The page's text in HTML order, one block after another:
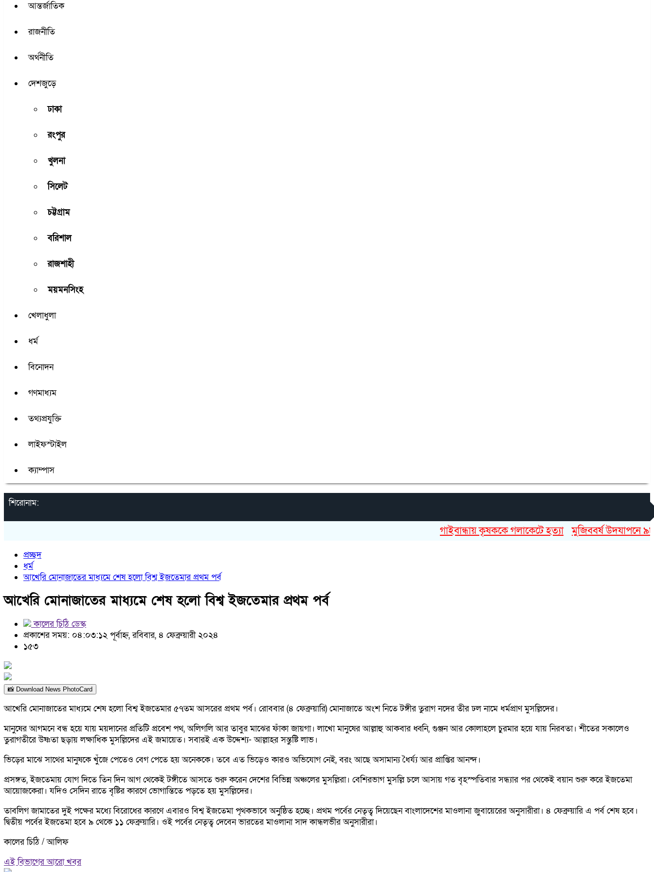
আন্তর্জাতিক
রাজনীতি
অর্থনীতি
দেশজুড়ে
ঢাকা
রংপুর
খুলনা
সিলেট
চট্টগ্রাম
বরিশাল
রাজশাহী
ময়মনসিংহ
খেলাধুলা
ধর্ম
বিনোদন
গণমাধ্যম
তথ্যপ্রযুক্তি
লাইফস্টাইল
ক্যাম্পাস
শিরোনাম:
গাইবান্ধায় কৃষককে গলাকেটে হত্যা মুজিববর্ষ উদযাপনে ৯৮২
প্রচ্ছদ
ধর্ম
আখেরি মোনাজাতের মাধ্যমে শেষ হলো বিশ্ব ইজতেমার প্রথম পর্ব
আখেরি মোনাজাতের মাধ্যমে শেষ হলো বিশ্ব ইজতেমার প্রথম পর্ব
কালের চিঠি ডেস্ক
প্রকাশের সময়: ০৪:০৩:১২ পূর্বাহ্ন, রবিবার, ৪ ফেব্রুয়ারী ২০২৪
১৫৩
📸 Download News PhotoCard
আখেরি মোনাজাতের মাধ্যমে শেষ হলো বিশ্ব ইজতেমার ৫৭তম আসরের প্রথম পর্ব। রোববার (৪ ফেব্রুয়ারি) মোনাজাতে অংশ নিতে টঙ্গীর তুরাগ নদের তীর ঢল নামে ধর্মপ্রাণ মুসল্লিদের।
মানুষের আগমনে বন্ধ হয়ে যায় ময়দানের প্রতিটি প্রবেশ পথ, অলিগলি আর তাবুর মাঝের ফাঁকা জায়গা। লাখো মানুষের আল্লাহু আকবার ধ্বনি, গুঞ্জন আর কোলাহলে চুরমার হয়ে যায় নিরবতা। শীতের সকালেও
তুরাগতীরে উষ্ণতা ছড়ায় লক্ষাধিক মুসল্লিদের এই জমায়েত। সবারই এক উদ্দেশ্য- আল্লাহর সন্তুষ্টি লাভ।
ভিড়ের মাঝে সাথের মানুষকে খুঁজে পেতেও বেগ পেতে হয় অনেককে। তবে এত ভিড়েও কারও অভিযোগ নেই, বরং আছে অসামান্য ধৈর্য্য আর প্রাপ্তির আনন্দ।
প্রসঙ্গত, ইজতেমায় যোগ দিতে তিন দিন আগ থেকেই টঙ্গীতে আসতে শুরু করেন দেশের বিভিন্ন অঞ্চলের মুসল্লিরা। বেশিরভাগ মুসল্লি চলে আসায় গত বৃহস্পতিবার সন্ধ্যার পর থেকেই বয়ান শুরু করে ইজতেমা
আয়োজকেরা। যদিও সেদিন রাতে বৃষ্টির কারণে ভোগান্তিতে পড়তে হয় মুসল্লিদের।
তাবলিগ জামাতের দুই পক্ষের মধ্যে বিরোধের কারণে এবারও বিশ্ব ইজতেমা পৃথকভাবে অনুষ্ঠিত হচ্ছে। প্রথম পর্বের নেতৃত্ব দিয়েছেন বাংলাদেশের মাওলানা জুবায়েরের অনুসারীরা। ৪ ফেব্রুয়ারি এ পর্ব শেষ হবে।
দ্বিতীয় পর্বের ইজতেমা হবে ৯ থেকে ১১ ফেব্রুয়ারি। ওই পর্বের নেতৃত্ব দেবেন ভারতের মাওলানা সাদ কান্ধলভীর অনুসারীরা।
কালের চিঠি / আলিফ
এই বিভাগের আরো খবর